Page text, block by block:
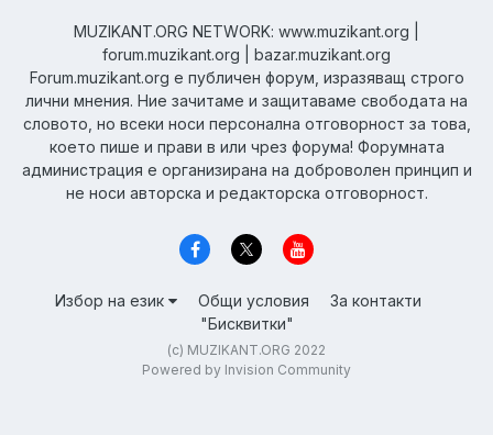
MUZIKANT.ORG NETWORK: www.muzikant.org |
forum.muzikant.org | bazar.muzikant.org
Forum.muzikant.org е публичен форум, изразяващ строго
лични мнения. Ние зачитаме и защитаваме свободата на
словото, но всеки носи персонална отговорност за това,
което пише и прави в или чрез форума! Форумната
администрация е организирана на доброволен принцип и
не носи авторска и редакторска отговорност.
Избор на език Общи условия
За контакти
"Бисквитки"
(c) MUZIKANT.ORG 2022
Powered by Invision Community